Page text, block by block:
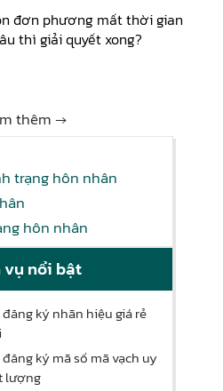
đơn phương mất thời gian
thì giải quyết xong?
thêm →
trạng hôn nhân
hôn nhân
vụ nổi bật
ký nhãn hiệu giá rẻ
ký mã số mã vạch uy
lượng